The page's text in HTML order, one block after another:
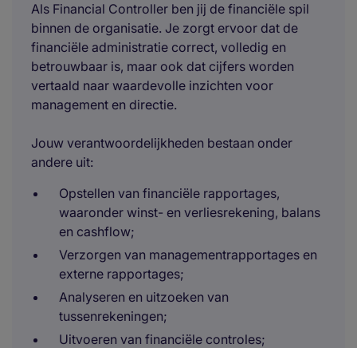
Als Financial Controller ben jij de financiële spil
binnen de organisatie. Je zorgt ervoor dat de
financiële administratie correct, volledig en
betrouwbaar is, maar ook dat cijfers worden
vertaald naar waardevolle inzichten voor
management en directie.
Jouw verantwoordelijkheden bestaan onder
andere uit:
Opstellen van financiële rapportages,
waaronder winst- en verliesrekening, balans
en cashflow;
Verzorgen van managementrapportages en
externe rapportages;
Analyseren en uitzoeken van
tussenrekeningen;
Uitvoeren van financiële controles;